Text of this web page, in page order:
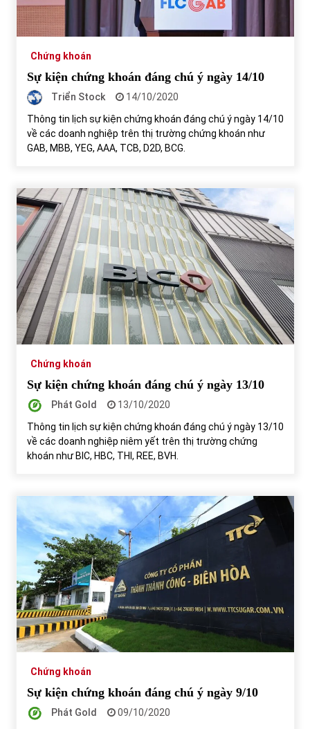
Tự doanh ngày 3.6.2022: CTCK mua ròng 28,7 tỷ đồng
31/05/2022
Bất ổn từ các cuộc đấu giá đất ở Thanh Hoá
Tiền gửi vào ngân hàng tiếp tục tăng mạnh
31/05/2022
S&P Ratings cập nhật xếp hạng tín nhiệm của
Vietcombank và Eximbank
31/05/2022
Chứng khoán ngày 30/5/2022: Top 10 cổ phiếu nổi bật
Phân tích giá tiền điện tử sau ngày thị trường lập kỷ lục
09/11/2021
Top 10 xe bán chạy nhất tháng 9/2021
13/10/2021
Chứng khoán
Sự kiện chứng khoán đáng chú ý ngày 14/10
Triển Stock
14/10/2020
Thông tin lịch sự kiện chứng khoán đáng chú ý ngày 14/10
về các doanh nghiệp trên thị trường chứng khoán như
GAB, MBB, YEG, AAA, TCB, D2D, BCG.
Chứng khoán
Sự kiện chứng khoán đáng chú ý ngày 13/10
Phát Gold
13/10/2020
Thông tin lịch sự kiện chứng khoán đáng chú ý ngày 13/10
về các doanh nghiệp niêm yết trên thị trường chứng
khoán như BIC, HBC, THI, REE, BVH.
Chứng khoán
Sự kiện chứng khoán đáng chú ý ngày 9/10
Phát Gold
09/10/2020